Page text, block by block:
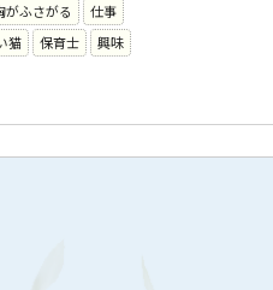
がふさがる
仕事
猫 保育士
興味